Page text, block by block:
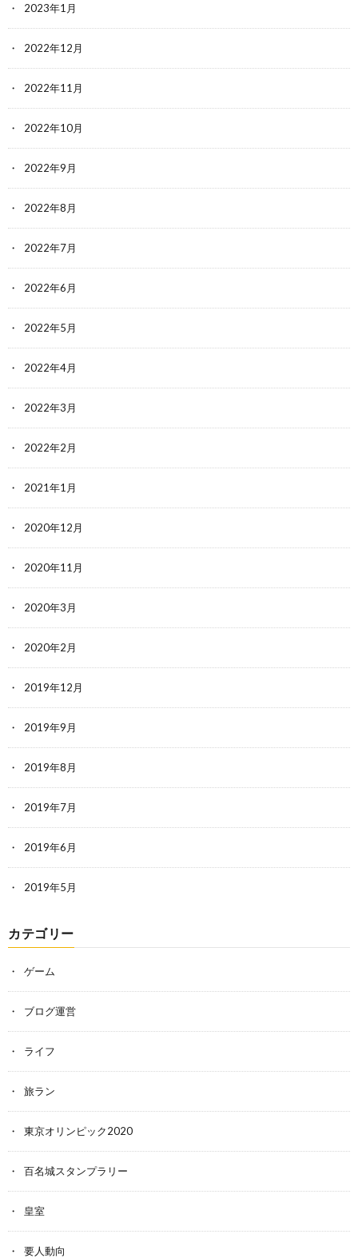
2023年1月
2022年12月
2022年11月
2022年10月
2022年9月
2022年8月
2022年7月
2022年6月
2022年5月
2022年4月
2022年3月
2022年2月
2021年1月
2020年12月
2020年11月
2020年3月
2020年2月
2019年12月
2019年9月
2019年8月
2019年7月
2019年6月
2019年5月
カテゴリー
ゲーム
ブログ運営
ライフ
旅ラン
東京オリンピック2020
百名城スタンプラリー
皇室
要人動向